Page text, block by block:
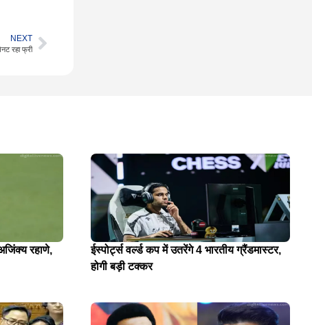
NEXT
रहा फ्री
रहाणे,
ईस्पोर्ट्स वर्ल्ड कप में उतरेंगे 4 भारतीय ग्रैंडमास्टर,
होगी बड़ी टक्कर